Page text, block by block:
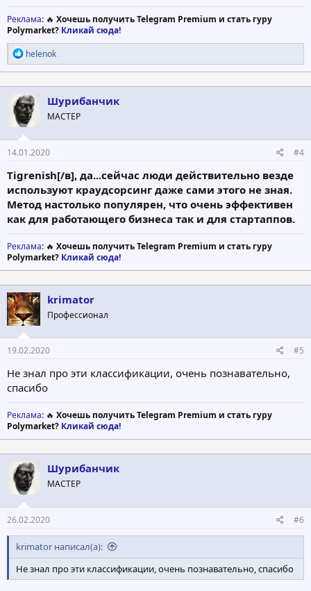
Реклама: 🔥 Хочешь получить Telegram Premium и стать гуру
Polymarket? Кликай сюда!
Р
е
а
к
ц
и
и
:
helenok
Шурибанчик
МАСТЕР
14.01.2020 #4
Tigrenish[/в], да...сейчас люди действительно везде
используют краудсорсинг даже сами этого не зная.
Метод настолько популярен, что очень эффективен
как для работающего бизнеса так и для стартаппов.
Реклама: 🔥 Хочешь получить Telegram Premium и стать гуру
Polymarket? Кликай сюда!
krimator
Профессионал
19.02.2020 #5
Не знал про эти классификации, очень познавательно,
спасибо
Реклама: 🔥 Хочешь получить Telegram Premium и стать гуру
Polymarket? Кликай сюда!
Шурибанчик
МАСТЕР
26.02.2020 #6
krimator написал(а):
Не знал про эти классификации, очень познавательно, спасибо